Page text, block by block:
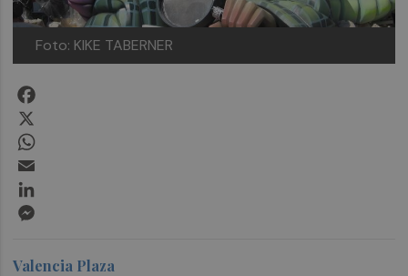
Foto: KIKE TABERNER
Valencia Plaza